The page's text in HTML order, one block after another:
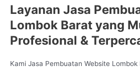
Layanan Jasa
Lombok Barat yang
Profesional &
Kami Jasa Pembuatan Website
CS
Online